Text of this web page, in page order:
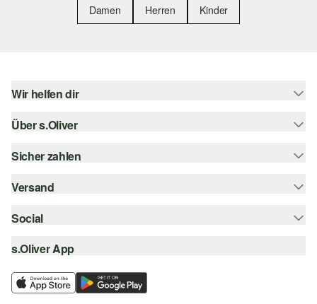
Damen Herren Kinder
Wir helfen dir
Hilfe & FAQ
Größenberatung
Über s.Oliver
Newsletter
s.Oliver Card
Wunschliste
Nachhaltigkeit
Sicher zahlen
Rechnung
Kreditkarte
Klarna
Versand
Sendungsverfolgung
SwissPost
My Post 24
Social
instagram
facebook
s.Oliver App